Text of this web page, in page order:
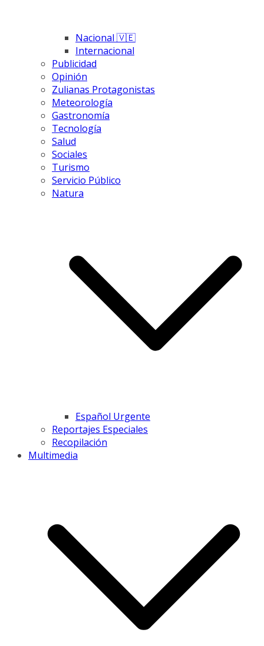
Nacional 🇻🇪
Internacional
Publicidad
Opinión
Zulianas Protagonistas
Meteorología
Gastronomía
Tecnología
Salud
Sociales
Turismo
Servicio Público
Natura
Español Urgente
Reportajes Especiales
Recopilación
Multimedia